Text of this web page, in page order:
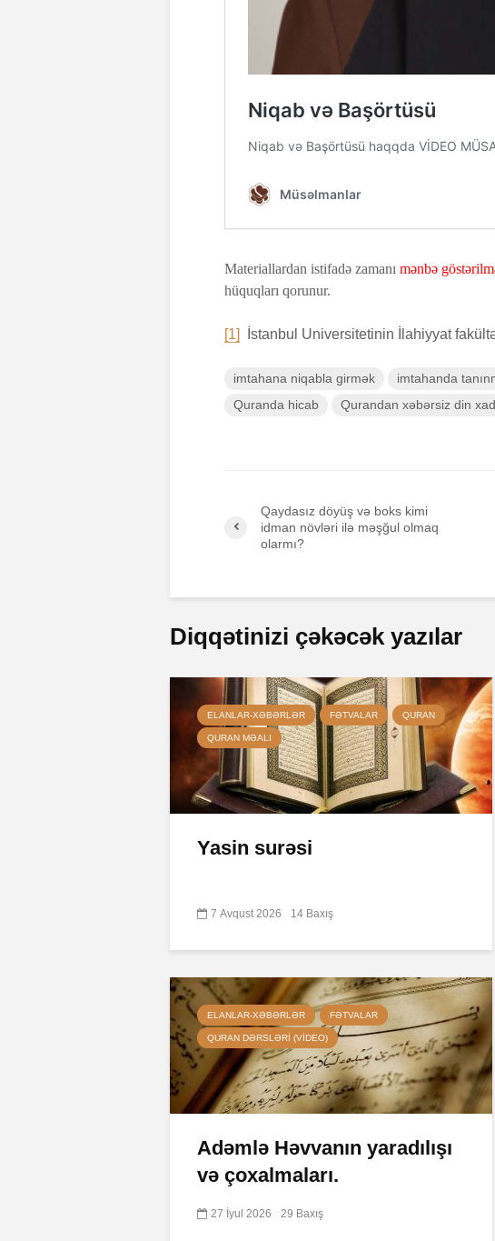
Materiallardan istifadə zamanı mənbə
hüquqları qorunur.
[1] İstanbul Universitetinin İlahiyyat
imtahana niqabla girmək imtahanda
Quranda hicab
Qurandan xəbərsiz din
Qaydasız döyüş və boks kimi
idman növləri ilə məşğul olmaq
olarmı?
Diqqətinizi çəkəcək yazılar
ELANLAR-XƏBƏRLƏR FƏTVALAR QURAN
QURAN MƏALI
Yasin surəsi
7 Avqust 2026 14 Baxış
ELANLAR-XƏBƏRLƏR FƏTVALAR
QURAN DƏRSLƏRI (VIDEO)
Adəmlə Həvvanın yaradılışı
və çoxalmaları.
27 İyul 2026 29 Baxış